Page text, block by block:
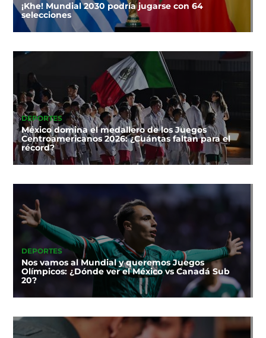
¡Khe! Mundial 2030 podría jugarse con 64
selecciones
DEPORTES
México domina el medallero de los Juegos
Centroamericanos 2026: ¿Cuántas faltan para el
récord?
DEPORTES
Nos vamos al Mundial y queremos Juegos
Olímpicos: ¿Dónde ver el México vs Canadá Sub
20?